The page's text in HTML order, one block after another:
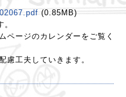
(0.85MB)
ページのカレンダーをご覧く
慮工夫していきます。